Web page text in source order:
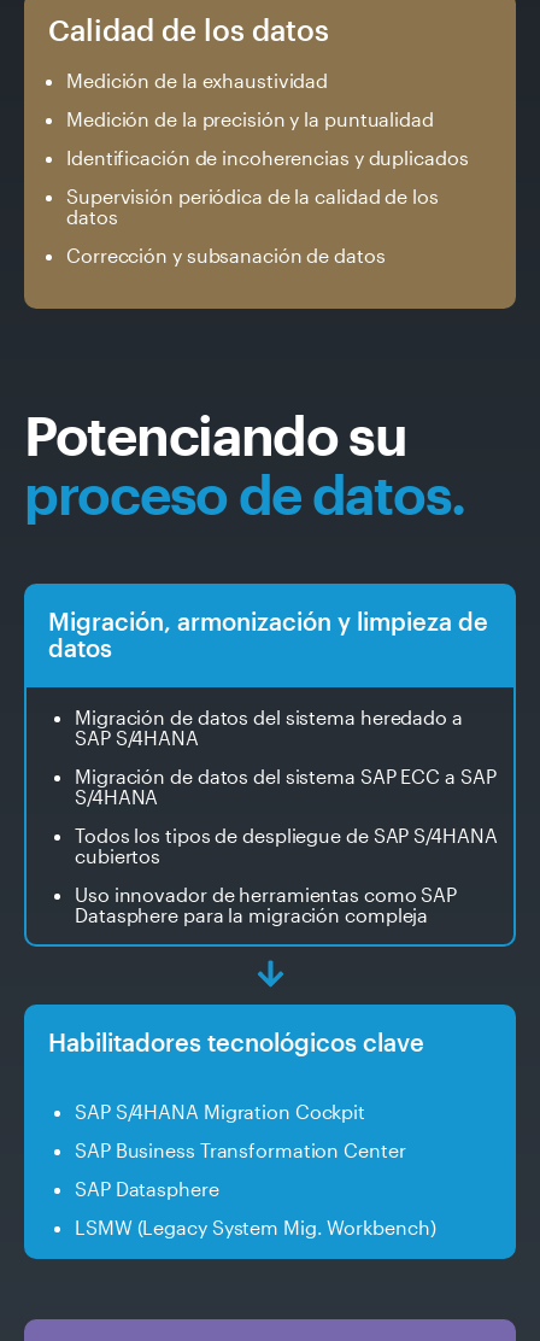
Calidad de los datos
Medición de la exhaustividad
Medición de la precisión y la puntualidad
Identificación de incoherencias y duplicados
Supervisión periódica de la calidad de los
datos
Corrección y subsanación de datos
Potenciando su
proceso de datos.
Migración, armonización y limpieza de
datos
Migración de datos del sistema heredado a
SAP S/4HANA
Migración de datos del sistema SAP ECC a SAP
S/4HANA
Todos los tipos de despliegue de SAP S/4HANA
cubiertos
Uso innovador de herramientas como SAP
Datasphere para la migración compleja
Habilitadores tecnológicos clave
SAP S/4HANA Migration Cockpit
SAP Business Transformation Center
SAP Datasphere
LSMW (Legacy System Mig. Workbench)